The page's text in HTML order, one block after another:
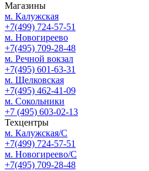
Магазины
м. Калужская
+7(499) 724-57-51
м. Новогиреево
+7(495) 709-28-48
м. Речной вокзал
+7(495) 601-63-31
м. Щелковская
+7(495) 462-41-09
м. Сокольники
+7 (495) 603-02-13
Техцентры
м. Калужская/С
+7(499) 724-57-51
м. Новогиреево/С
+7(495) 709-28-48